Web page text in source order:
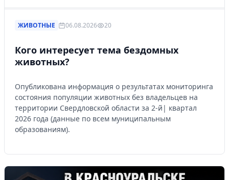
ЖИВОТНЫЕ 06.08.2026 20
Кого интересует тема бездомных
животных?
Опубликована информация о результатах мониторинга
состояния популяции животных без владельцев на
территории Свердловской области за 2-й| квартал
2026 года (данные по всем муниципальным
образованиям).